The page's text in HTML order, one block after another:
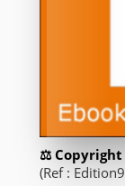
(Ref :